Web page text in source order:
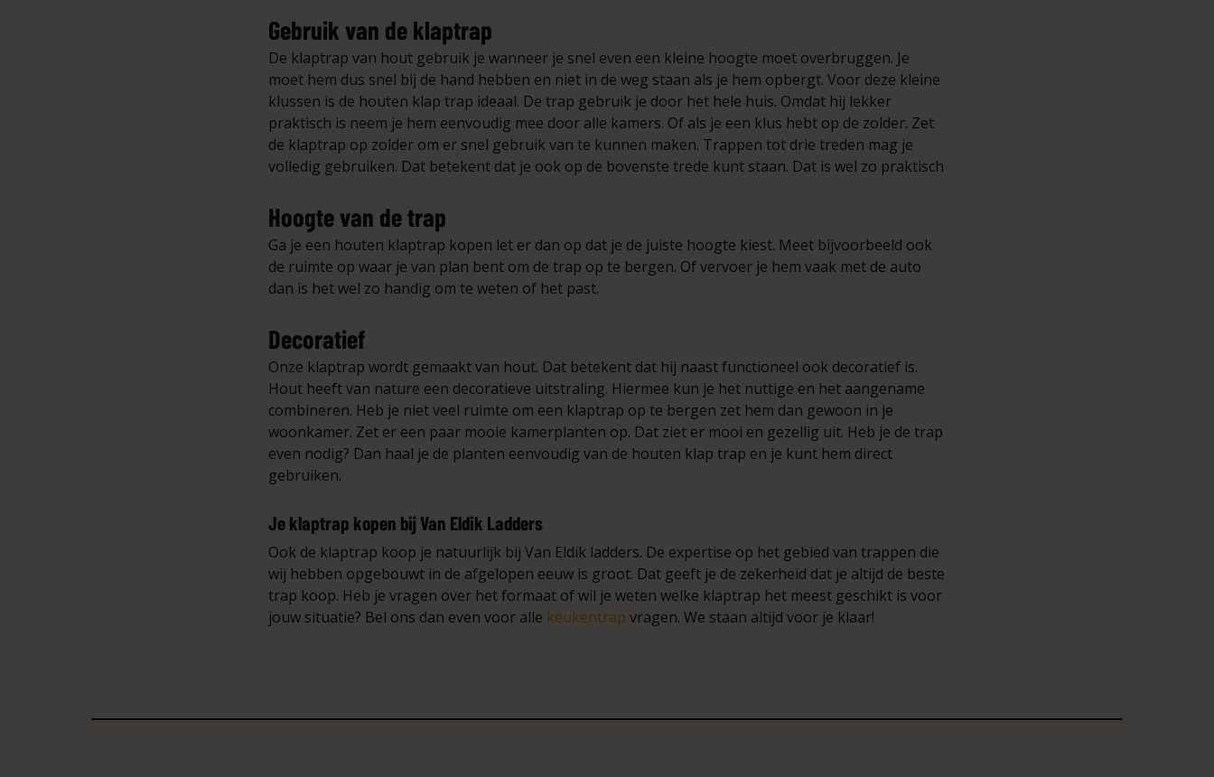
Gebruik van de klaptrap
De klaptrap van hout gebruik je wanneer je snel even een kleine hoogte moet overbruggen. Je
moet hem dus snel bij de hand hebben en niet in de weg staan als je hem opbergt. Voor deze kleine
klussen is de houten klap trap ideaal. De trap gebruik je door het hele huis. Omdat hij lekker
praktisch is neem je hem eenvoudig mee door alle kamers. Of als je een klus hebt op de zolder. Zet
de klaptrap op zolder om er snel gebruik van te kunnen maken. Trappen tot drie treden mag je
volledig gebruiken. Dat betekent dat je ook op de bovenste trede kunt staan. Dat is wel zo praktisch
Hoogte van de trap
Ga je een houten klaptrap kopen let er dan op dat je de juiste hoogte kiest. Meet bijvoorbeeld ook
de ruimte op waar je van plan bent om de trap op te bergen. Of vervoer je hem vaak met de auto
dan is het wel zo handig om te weten of het past.
Decoratief
Onze klaptrap wordt gemaakt van hout. Dat betekent dat hij naast functioneel ook decoratief is.
Hout heeft van nature een decoratieve uitstraling. Hiermee kun je het nuttige en het aangename
combineren. Heb je niet veel ruimte om een klaptrap op te bergen zet hem dan gewoon in je
woonkamer. Zet er een paar mooie kamerplanten op. Dat ziet er mooi en gezellig uit. Heb je de trap
even nodig? Dan haal je de planten eenvoudig van de houten klap trap en je kunt hem direct
gebruiken.
Je klaptrap kopen bij Van Eldik Ladders
Ook de klaptrap koop je natuurlijk bij Van Eldik ladders. De expertise op het gebied van trappen die
wij hebben opgebouwt in de afgelopen eeuw is groot. Dat geeft je de zekerheid dat je altijd de beste
trap koop. Heb je vragen over het formaat of wil je weten welke klaptrap het meest geschikt is voor
jouw situatie? Bel ons dan even voor alle keukentrap vragen. We staan altijd voor je klaar!